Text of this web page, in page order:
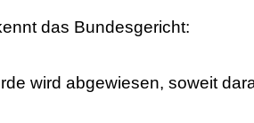
das Bundesgericht:
wird abgewiesen, soweit